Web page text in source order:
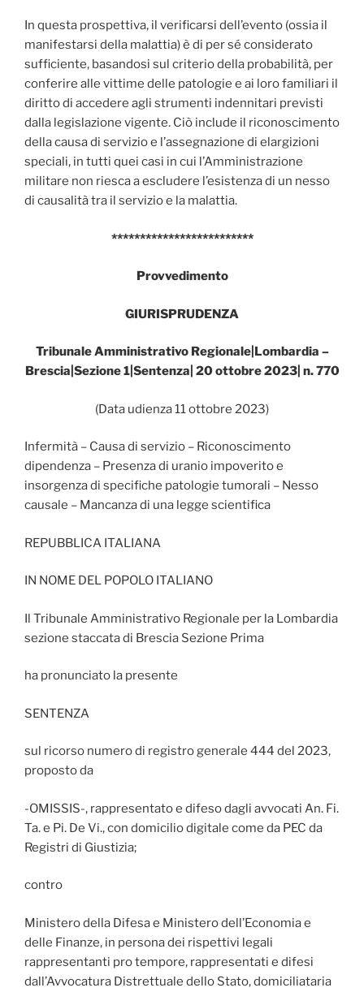
In questa prospettiva, il verificarsi dell’evento (ossia il
manifestarsi della malattia) è di per sé considerato
sufficiente, basandosi sul criterio della probabilità, per
conferire alle vittime delle patologie e ai loro familiari il
diritto di accedere agli strumenti indennitari previsti
dalla legislazione vigente. Ciò include il riconoscimento
della causa di servizio e l’assegnazione di elargizioni
speciali, in tutti quei casi in cui l’Amministrazione
militare non riesca a escludere l’esistenza di un nesso
di causalità tra il servizio e la malattia.
*************************
Provvedimento
GIURISPRUDENZA
Tribunale Amministrativo Regionale|Lombardia –
Brescia|Sezione 1|Sentenza| 20 ottobre 2023| n. 770
(Data udienza 11 ottobre 2023)
Infermità – Causa di servizio – Riconoscimento
dipendenza – Presenza di uranio impoverito e
insorgenza di specifiche patologie tumorali – Nesso
causale – Mancanza di una legge scientifica
REPUBBLICA ITALIANA
IN NOME DEL POPOLO ITALIANO
Il Tribunale Amministrativo Regionale per la Lombardia
sezione staccata di Brescia Sezione Prima
ha pronunciato la presente
SENTENZA
sul ricorso numero di registro generale 444 del 2023,
proposto da
-OMISSIS-, rappresentato e difeso dagli avvocati An. Fi.
Ta. e Pi. De Vi., con domicilio digitale come da PEC da
Registri di Giustizia;
contro
Ministero della Difesa e Ministero dell’Economia e
delle Finanze, in persona dei rispettivi legali
rappresentanti pro tempore, rappresentati e difesi
dall’Avvocatura Distrettuale dello Stato, domiciliataria